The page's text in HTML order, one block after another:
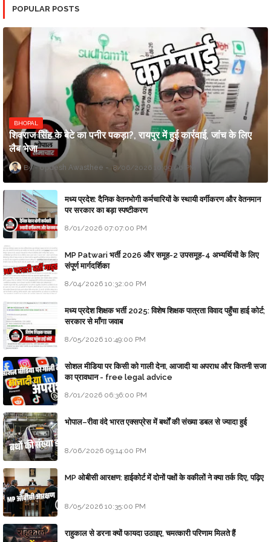
POPULAR POSTS
BHOPAL
शिवराज सिंह के बेटे का पनीर पकड़ा?, रायपुर में हुई कार्रवाई, जांच के लिए
लैब भेजा
Updesh Awasthee 8/06/2026 10:09:00 PM
मध्य प्रदेश: दैनिक वेतनभोगी कर्मचारियों के स्थायी वर्गीकरण और वेतनमान
पर सरकार का बड़ा स्पष्टीकरण
8/01/2026 07:07:00 PM
MP Patwari भर्ती 2026 और समूह-2 उपसमूह-4 अभ्यर्थियों के लिए
संपूर्ण मार्गदर्शिका
8/04/2026 10:32:00 PM
मध्य प्रदेश शिक्षक भर्ती 2025: विशेष शिक्षक पात्रता विवाद पहुँचा हाई कोर्ट;
सरकार से माँगा जवाब
8/05/2026 10:49:00 PM
सोशल मीडिया पर किसी को गाली देना, आजादी या अपराध और कितनी सजा
का प्रावधान - free legal advice
8/01/2026 06:36:00 PM
भोपाल–रीवा वंदे भारत एक्सप्रेस में बर्थों की संख्या डबल से ज्यादा हुई
8/06/2026 09:14:00 PM
MP ओबीसी आरक्षण: हाईकोर्ट में दोनों पक्षों के वकीलों ने क्या तर्क दिए, पढ़िए
8/05/2026 10:35:00 PM
राहुकाल से डरना क्यों फायदा उठाइए, चमत्कारी परिणाम मिलते हैं